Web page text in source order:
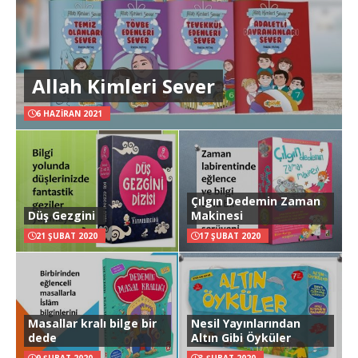
Allah Kimleri Sever
6 HAZIRAN 2021
Düş Gezgini
21 ŞUBAT 2020
Çılgın Dedemin Zaman
Makinesi
17 ŞUBAT 2020
Masallar kralı bilge bir
dede
Nesil Yayınlarından
Altın Gibi Öyküler